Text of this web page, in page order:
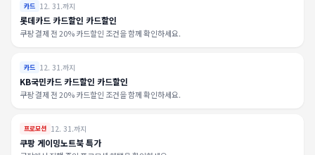
카드 12. 31.까지
롯데카드 카드할인 카드할인
쿠팡 결제 전 20% 카드할인 조건을 함께 확인하세요.
카드 12. 31.까지
KB국민카드 카드할인 카드할인
쿠팡 결제 전 20% 카드할인 조건을 함께 확인하세요.
프로모션 12. 31.까지
쿠팡 게이밍노트북 특가